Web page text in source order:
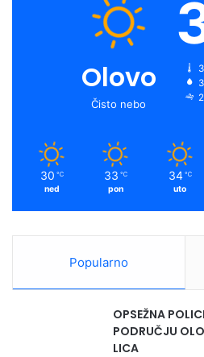
Olovo
Čisto nebo
30 ℃
ned
33 ℃
pon
34 ℃
uto
Popularno
OPSEŽNA
PODRUČJU
LICA